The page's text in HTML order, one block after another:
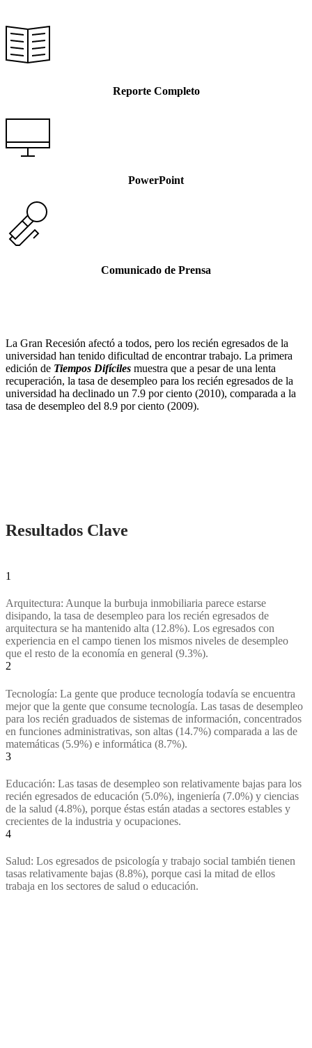
Reporte Completo
PowerPoint
Comunicado de Prensa
La Gran Recesión afectó a todos, pero los recién egresados de la
universidad han tenido dificultad de encontrar trabajo. La primera
edición de Tiempos Difíciles muestra que a pesar de una lenta
recuperación, la tasa de desempleo para los recién egresados de la
universidad ha declinado un 7.9 por ciento (2010), comparada a la
tasa de desempleo del 8.9 por ciento (2009).
Resultados Clave
1
Arquitectura: Aunque la burbuja inmobiliaria parece estarse
disipando, la tasa de desempleo para los recién egresados de
arquitectura se ha mantenido alta (12.8%). Los egresados con
experiencia en el campo tienen los mismos niveles de desempleo
que el resto de la economía en general (9.3%).
2
Tecnología: La gente que produce tecnología todavía se encuentra
mejor que la gente que consume tecnología. Las tasas de desempleo
para los recién graduados de sistemas de información, concentrados
en funciones administrativas, son altas (14.7%) comparada a las de
matemáticas (5.9%) e informática (8.7%).
3
Educación: Las tasas de desempleo son relativamente bajas para los
recién egresados de educación (5.0%), ingeniería (7.0%) y ciencias
de la salud (4.8%), porque éstas están atadas a sectores estables y
crecientes de la industria y ocupaciones.
4
Salud: Los egresados de psicología y trabajo social también tienen
tasas relativamente bajas (8.8%), porque casi la mitad de ellos
trabaja en los sectores de salud o educación.